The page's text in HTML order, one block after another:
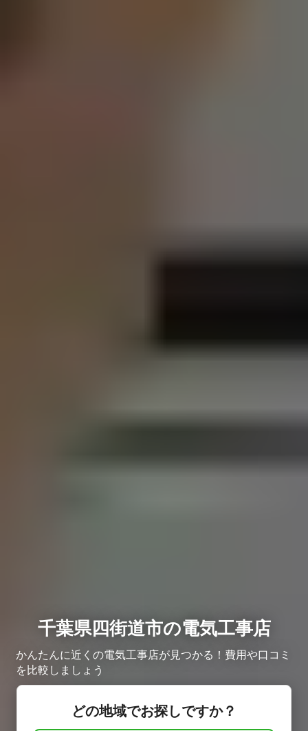
千葉県四街道市の電気工事店
かんたんに近くの電気工事店が見つかる！費用や口コミ
を比較しましょう
どの地域でお探しですか？